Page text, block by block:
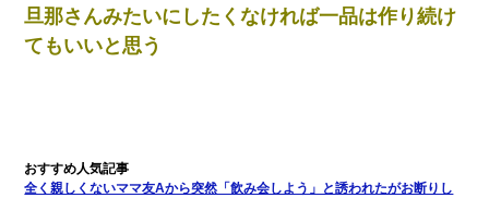
私が遺産を相続。→それを知った義両親が「旅行代金を出せ！」
（もう手遅れだったんだな…）
旦那さんみたいにしたくなければ一品は作り続け
てもいいと思う
全く親しくないママ友Aから突然「飲み会しよう」と誘われたがお断りし